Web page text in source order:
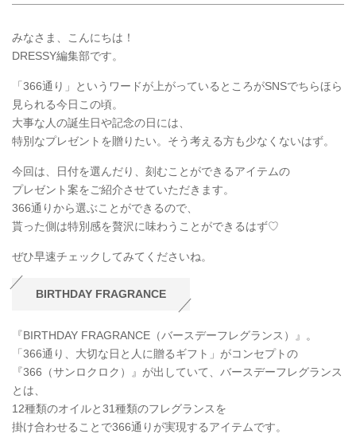
みなさま、こんにちは！
DRESSY編集部です。
「366通り」というワードが上がっているところがSNSでちらほら
見られる今日この頃。
大事な人の誕生日や記念の日には、
特別なプレゼントを贈りたい。そう考える方も少なくないはず。
今回は、日付を選んだり、刻むことができるアイテムの
プレゼント案をご紹介させていただきます。
366通りから選ぶことができるので、
貰った側は特別感を贅沢に味わうことができるはず♡
ぜひ早速チェックしてみてくださいね。
BIRTHDAY FRAGRANCE
『BIRTHDAY FRAGRANCE（バースデーフレグランス）』。
「366通り、大切な日と人に贈るギフト」がコンセプトの
『366（サンロクロク）』が出していて、バースデーフレグランス
とは、
12種類のオイルと31種類のフレグランスを
掛け合わせることで366通りが実現するアイテムです。